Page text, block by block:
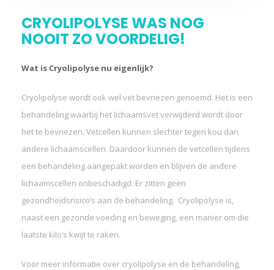
CRYOLIPOLYSE WAS NOG
NOOIT ZO VOORDELIG!
Wat is Cryolipolyse nu eigenlijk?
Cryolipolyse wordt ook wel vet bevriezen genoemd. Het is een
behandeling waarbij het lichaamsvet verwijderd wordt door
het te bevriezen. Vetcellen kunnen slechter tegen kou dan
andere lichaamscellen. Daardoor kunnen de vetcellen tijdens
een behandeling aangepakt worden en blijven de andere
lichaamscellen onbeschadigd. Er zitten geen
gezondheidsrisico’s aan de behandeling. Cryolipolyse is,
naast een gezonde voeding en beweging, een manier om die
laatste kilo’s kwijt te raken.
Voor meer informatie over cryolipolyse en de behandeling,